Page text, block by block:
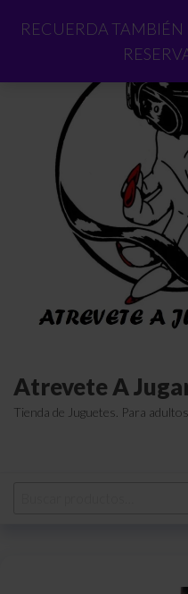
RECUERDA TAMBIÉN
Atrevete A
Tienda de Juguetes. Para